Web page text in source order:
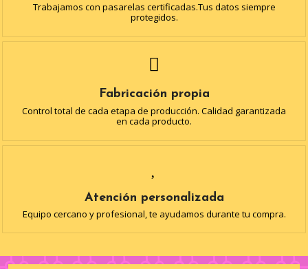
Trabajamos con pasarelas certificadas.Tus datos siempre
protegidos.
Fabricación propia
Control total de cada etapa de producción. Calidad garantizada
en cada producto.
Atención personalizada
Equipo cercano y profesional, te ayudamos durante tu compra.